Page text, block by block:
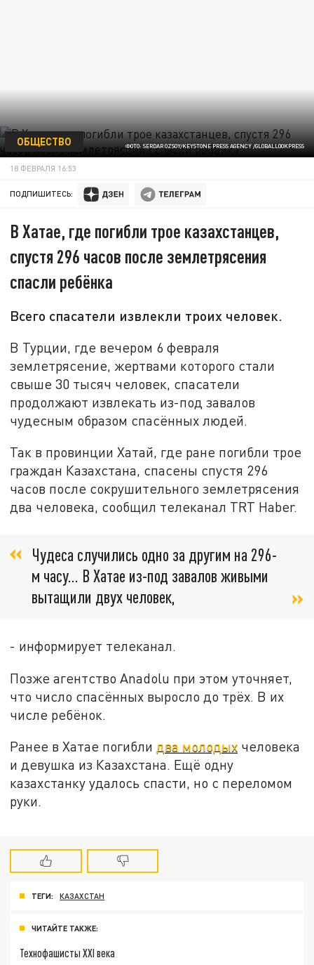
ФОТО: SERDAR OZSOY/KEYSTONE PRESS AGENCY /GLOBALLOOKPRESS
ОБЩЕСТВО
18 ФЕВРАЛЯ 16:53
ПОДПИШИТЕСЬ:
В Хатае, где погибли трое казахстанцев,
спустя 296 часов после землетрясения
спасли ребёнка
Всего спасатели извлекли троих человек.
В Турции, где вечером 6 февраля
землетрясение, жертвами которого стали
свыше 30 тысяч человек, спасатели
продолжают извлекать из-под завалов
чудесным образом спасённых людей.
Так в провинции Хатай, где ране погибли трое
граждан Казахстана, спасены спустя 296
часов после сокрушительного землетрясения
два человека, сообщил телеканал TRT Haber.
Чудеса случились одно за другим на 296-
м часу... В Хатае из-под завалов живыми
вытащили двух человек,
- информирует телеканал.
Позже агентство Anadolu при этом уточняет,
что число спасённых выросло до трёх. В их
числе ребёнок.
Ранее в Хатае погибли два молодых человека
и девушка из Казахстана. Ещё одну
казахстанку удалось спасти, но с переломом
руки.
ТЕГИ: КАЗАХСТАН
ЧИТАЙТЕ ТАКЖЕ:
Технофашисты XXI века